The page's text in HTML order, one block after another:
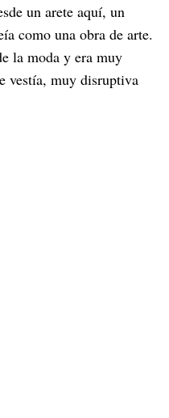
un arete aquí, un
como una obra de arte.
la moda y era muy
vestía, muy disruptiva